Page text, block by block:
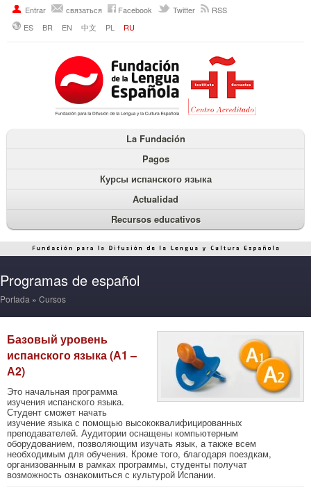
Entrar связаться Facebook Twitter
RSS
ES
BR EN 中文 PL RU
La Fundación
Pagos
Курсы испанского языка
Actualidad
Recursos educativos
Programas de español
Portada » Cursos
Базовый уровень
испанского языка (А1 –
А2)
Это начальная программа
изучения испанского языка.
Студент сможет начать
изучение языка с помощью высококвалифицированных
преподавателей. Аудитории оснащены компьютерным
оборудованием, позволяющим изучать язык, а также всем
необходимым для обучения. Кроме того, благодаря поездкам,
организованным в рамках программы, студенты получат
возможность ознакомиться с культурой Испании.